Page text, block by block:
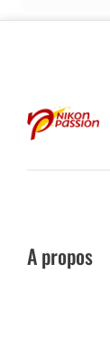
A propos